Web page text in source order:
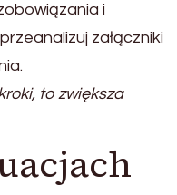
i
załączniki
to zwiększa